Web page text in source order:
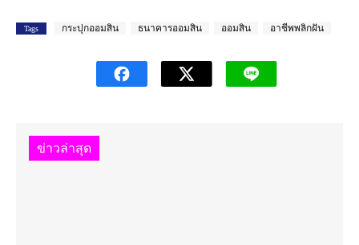
Tags กระปุกออมสิน ธนาคารออมสิน ออมสิน อาชีพพลิกฝัน
ข่าวล่าสุด